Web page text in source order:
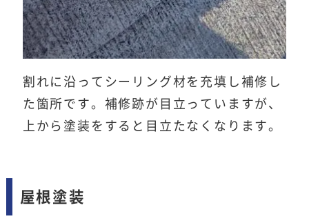
割れに沿ってシーリング材を充填し補修し
た箇所です。補修跡が目立っていますが、
上から塗装をすると目立たなくなります。
屋根塗装